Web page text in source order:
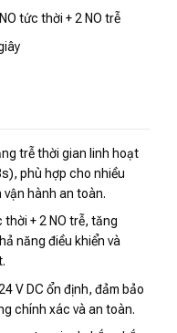
tức thời + 2 NO trễ
trễ thời gian linh hoạt
phù hợp cho nhiều
vận hành an toàn.
thời + 2 NO trễ, tăng
năng điều khiển và
V DC ổn định, đảm bảo
chính xác và an toàn.